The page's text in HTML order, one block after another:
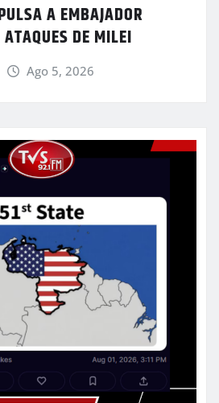
A EMBAJADOR
DE MILEI
Ago 5, 2026